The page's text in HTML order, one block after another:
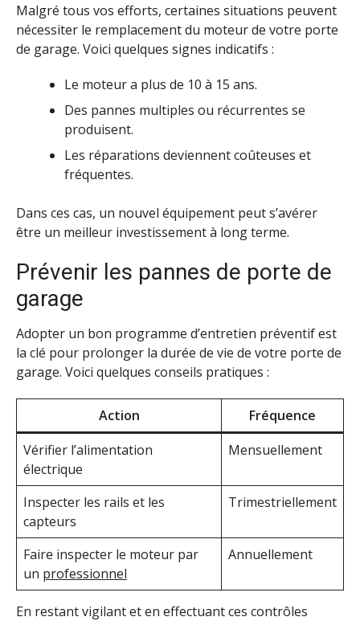
Malgré tous vos efforts, certaines situations peuvent
nécessiter le remplacement du moteur de votre porte
de garage. Voici quelques signes indicatifs :
Le moteur a plus de 10 à 15 ans.
Des pannes multiples ou récurrentes se
produisent.
Les réparations deviennent coûteuses et
fréquentes.
Dans ces cas, un nouvel équipement peut s’avérer
être un meilleur investissement à long terme.
Prévenir les pannes de porte de
garage
Adopter un bon programme d’entretien préventif est
la clé pour prolonger la durée de vie de votre porte de
garage. Voici quelques conseils pratiques :
Action
Fréquence
Vérifier l’alimentation
électrique
Mensuellement
Inspecter les rails et les
capteurs
Trimestriellement
Faire inspecter le moteur par
un professionnel
Annuellement
En restant vigilant et en effectuant ces contrôles